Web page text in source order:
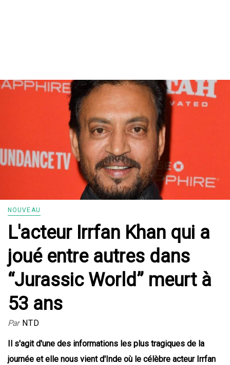
NOUVEAU
L'acteur Irrfan Khan qui a
joué entre autres dans
“Jurassic World” meurt à
53 ans
Par NTD
Il s'agit d'une des informations les plus tragiques de la
journée et elle nous vient d'Inde où le célèbre acteur Irrfan